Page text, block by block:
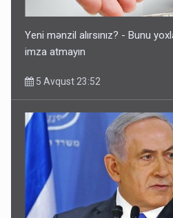
5 Avqust 16:56
Rusiya Azərbaycan
5 Avqust 11:53
Yeni mənzil alırsınız? - Bunu
imza atmayın
5 Avqust 23:52